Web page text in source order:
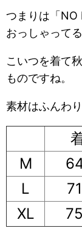
つまりは「NO
おっしゃって
こいつを着て
ものですね。
素材はふんわ
M
L
XL